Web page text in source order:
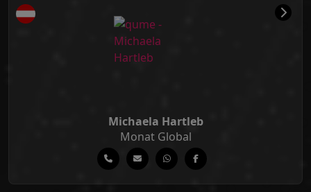
Michaela Hartleb
Monat Global